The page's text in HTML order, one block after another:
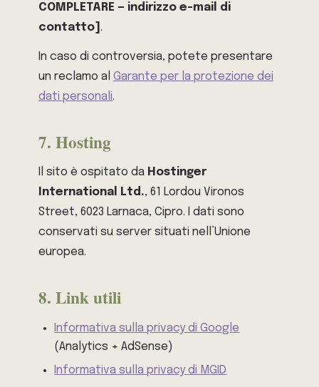
COMPLETARE — indirizzo e-mail di
contatto] .
In caso di controversia, potete presentare
un reclamo al Garante per la protezione dei
dati personali.
7. Hosting
Il sito è ospitato da Hostinger
International Ltd., 61 Lordou Vironos
Street, 6023 Larnaca, Cipro. I dati sono
conservati su server situati nell’Unione
europea.
8. Link utili
Informativa sulla privacy di Google
(Analytics + AdSense)
Informativa sulla privacy di MGID